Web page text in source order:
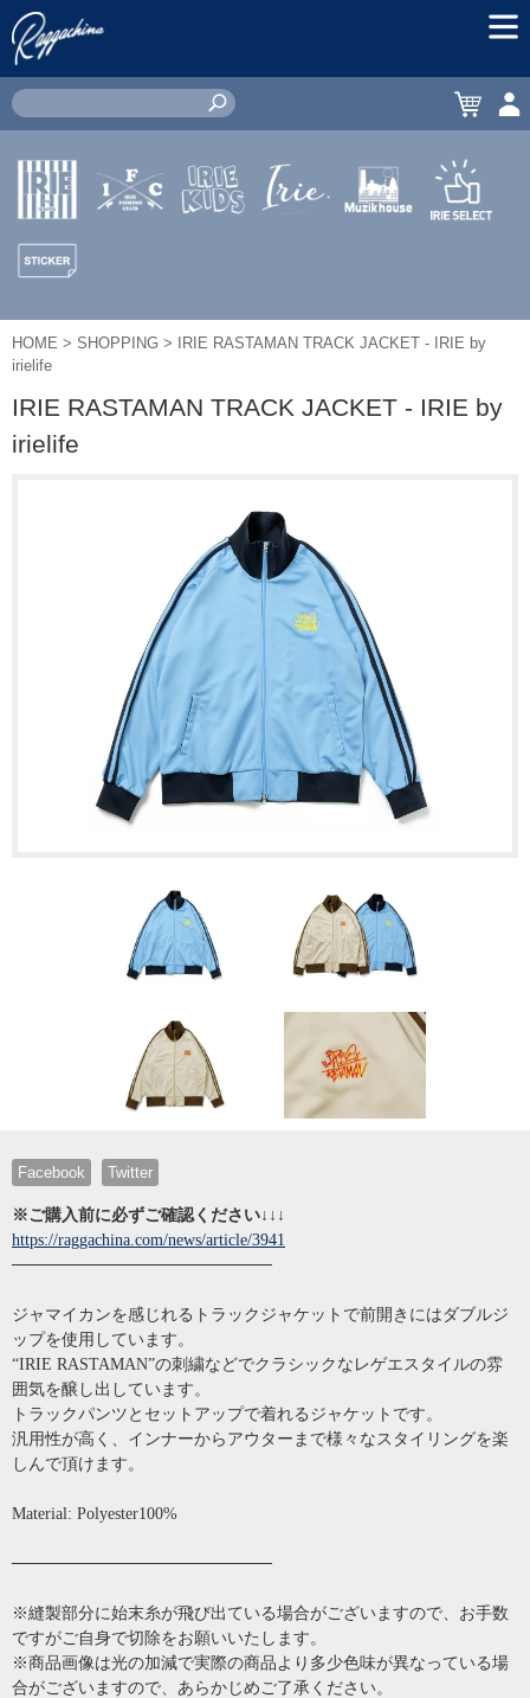
IRIE by
irielife
STICKER
HOME > SHOPPING > IRIE RASTAMAN TRACK JACKET - IRIE by
irielife
IRIE RASTAMAN TRACK JACKET - IRIE by
irielife
Facebook Twitter
※ご購入前に必ずご確認ください↓↓↓
https://raggachina.com/news/article/3941
──────────────────────
ジャマイカンを感じれるトラックジャケットで前開きにはダブルジ
ップを使用しています。
“IRIE RASTAMAN”の刺繍などでクラシックなレゲエスタイルの雰
囲気を醸し出しています。
トラックパンツとセットアップで着れるジャケットです。
汎用性が高く、インナーからアウターまで様々なスタイリングを楽
しんで頂けます。
Material: Polyester100%
──────────────────────
※縫製部分に始末糸が飛び出ている場合がございますので、お手数
ですがご自身で切除をお願いいたします。
※商品画像は光の加減で実際の商品より多少色味が異なっている場
合がございますので、あらかじめご了承ください。